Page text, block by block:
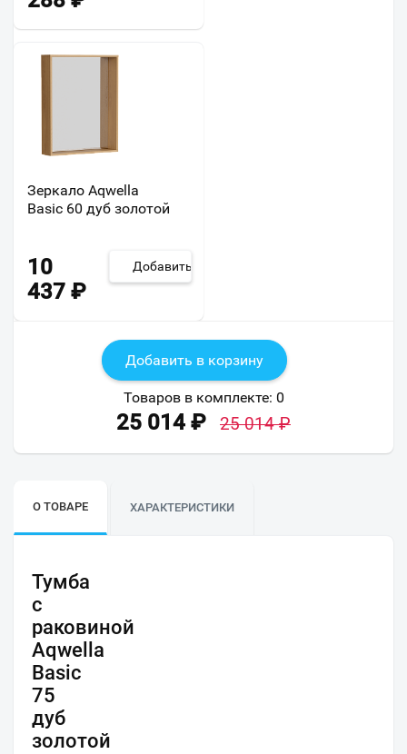
Зеркало Aqwella
Basic 60 дуб золотой
10
437 ₽
Добавить
Добавить в корзину
Товаров в комплекте: 0
25 014 ₽ 25 014₽
О ТОВАРЕ ХАРАКТЕРИСТИКИ
Тумба
с
раковиной
Aqwella
Basic
75
дуб
золотой